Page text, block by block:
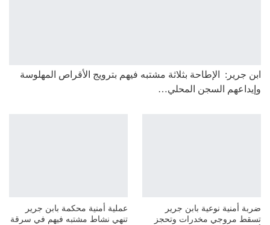
ابن جرير: الإطاحة بثلاثة مشتبه فيهم بترويج الأقراص المهلوسة
وإيداعهم السجن المحلي…
ضربة أمنية نوعية بابن جرير
تسقط مروجي مخدرات وتحجز
عملية أمنية محكمة بابن جرير
تنهي نشاط مشتبه فيهم في سرقة